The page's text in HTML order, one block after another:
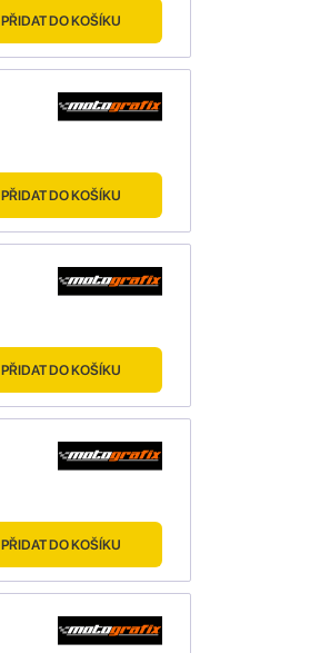
PŘIDAT DO KOŠÍKU
PŘIDAT DO KOŠÍKU
PŘIDAT DO KOŠÍKU
PŘIDAT DO KOŠÍKU